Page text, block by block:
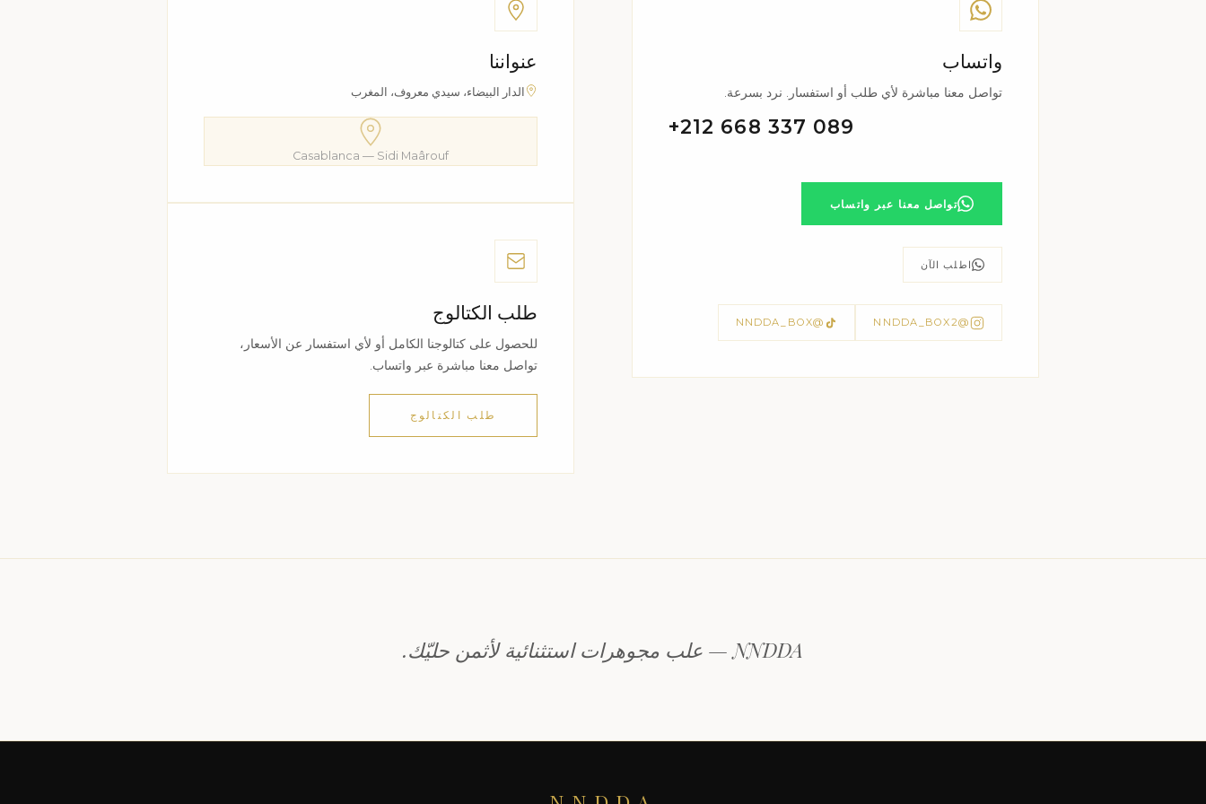
واتساب
تواصل معنا مباشرة لأي طلب أو استفسار. نرد بسرعة.
+212 668 337 089
تواصل معنا عبر واتساب
اطلب الآن
@NNDDA_BOX2
@NNDDA_BOX
عنواننا
الدار البيضاء، سيدي معروف، المغرب
Casablanca — Sidi Maârouf
طلب الكتالوج
للحصول على كتالوجنا الكامل أو لأي استفسار عن الأسعار،
تواصل معنا مباشرة عبر واتساب.
طلب الكتالوج
NNDDA — علب مجوهرات استثنائية لأثمن حليّك.